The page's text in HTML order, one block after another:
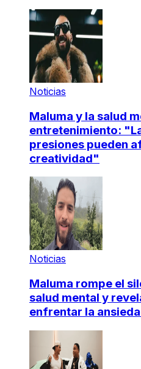
Noticias
Maluma y la salud
entretenimiento:
presiones pueden
creatividad"
Noticias
Maluma rompe el
salud mental y
enfrentar la